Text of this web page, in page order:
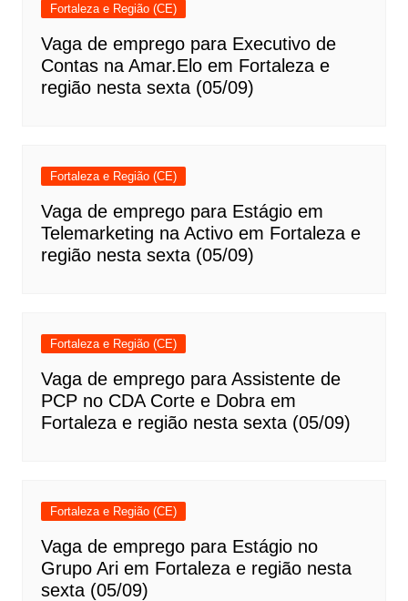
Fortaleza e Região (CE)
Vaga de emprego para Executivo de
Contas na Amar.Elo em Fortaleza e
região nesta sexta (05/09)
Fortaleza e Região (CE)
Vaga de emprego para Estágio em
Telemarketing na Activo em Fortaleza e
região nesta sexta (05/09)
Fortaleza e Região (CE)
Vaga de emprego para Assistente de
PCP no CDA Corte e Dobra em
Fortaleza e região nesta sexta (05/09)
Fortaleza e Região (CE)
Vaga de emprego para Estágio no
Grupo Ari em Fortaleza e região nesta
sexta (05/09)